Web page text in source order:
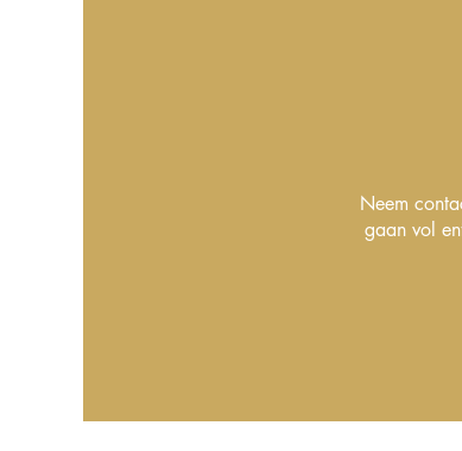
Neem
gaan vol